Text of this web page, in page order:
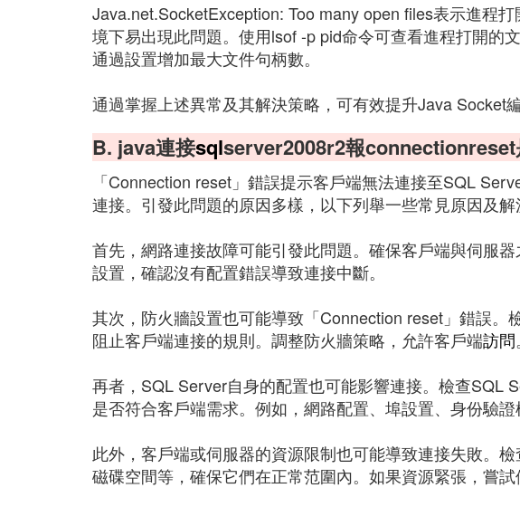
Java.net.SocketException: Too many open files表示進程
境下易出現此問題。使用lsof -p pid命令可查看進程打開的
通過設置增加最大文件句柄數。
通過掌握上述異常及其解決策略，可有效提升Java Socket
B. java連接sqlserver2008r2報connectionreset
「Connection reset」錯誤提示客戶端無法連接至SQL
連接。引發此問題的原因多樣，以下列舉一些常見原因及解
首先，網路連接故障可能引發此問題。確保客戶端與伺服
設置，確認沒有配置錯誤導致連接中斷。
其次，防火牆設置也可能導致「Connection reset」錯誤。
阻止客戶端連接的規則。調整防火牆策略，允許客戶端訪問。
再者，SQL Server自身的配置也可能影響連接。檢查SQL
是否符合客戶端需求。例如，網路配置、埠設置、身份驗證
此外，客戶端或伺服器的資源限制也可能導致連接失敗。檢
磁碟空間等，確保它們在正常范圍內。如果資源緊張，嘗試